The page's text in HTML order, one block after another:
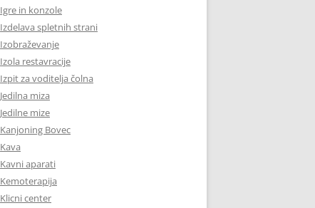
Igre in konzole
Izdelava spletnih strani
Izobraževanje
Izola restavracije
Izpit za voditelja čolna
Jedilna miza
Jedilne mize
Kanjoning Bovec
Kava
Kavni aparati
Kemoterapija
Klicni center